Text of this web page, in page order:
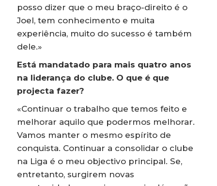
posso dizer que o meu braço-direito é o
Joel, tem conhecimento e muita
experiência, muito do sucesso é também
dele.»
Está mandatado para mais quatro anos
na liderança do clube. O que é que
projecta fazer?
«Continuar o trabalho que temos feito e
melhorar aquilo que podermos melhorar.
Vamos manter o mesmo espírito de
conquista. Continuar a consolidar o clube
na Liga é o meu objectivo principal. Se,
entretanto, surgirem novas